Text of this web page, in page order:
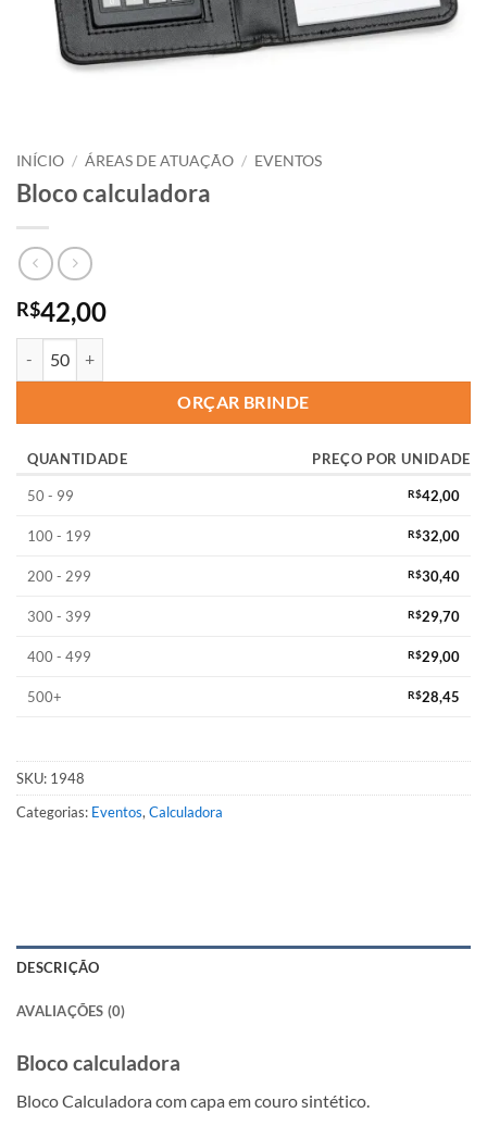
INÍCIO / ÁREAS DE ATUAÇÃO / EVENTOS
Bloco calculadora
R$42,00
ORÇAR BRINDE
QUANTIDADE PREÇO POR UNIDADE
50 - 99 R$42,00
100 - 199 R$32,00
200 - 299 R$30,40
300 - 399 R$29,70
400 - 499 R$29,00
500+ R$28,45
SKU: 1948
Categorias: Eventos,Calculadora
DESCRIÇÃO
AVALIAÇÕES (0)
Bloco calculadora
Bloco Calculadora com capa em couro sintético.